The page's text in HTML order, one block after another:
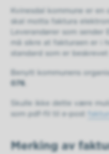
Kvinesdal kommune er
skal motta faktura
Leverandører som
må sikre at fakturaen er i
standard som er beskrevet
Benytt kommunens
076
Skulle ikke dette være
som pdf-fil til e-post
Merking av